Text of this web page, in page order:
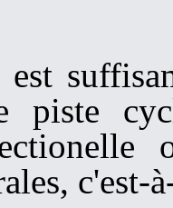
est
piste cyc
c'est-